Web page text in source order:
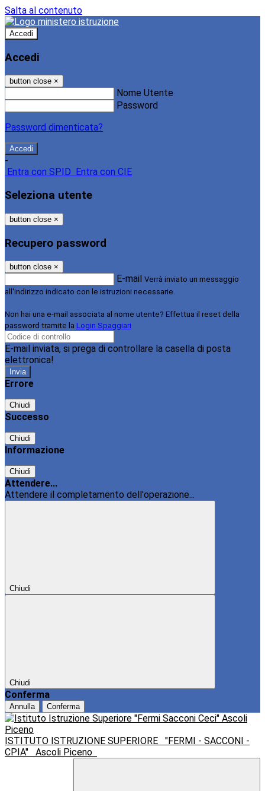
Salta al contenuto
Accedi
Accedi
button close ×
Nome Utente
Password
Password dimenticata?
-
Entra con SPID
Entra con CIE
Seleziona utente
button close ×
Recupero password
button close ×
E-mail Verrà inviato un messaggio
all'indirizzo indicato con le istruzioni necessarie.
Non hai una e-mail associata al nome utente? Effettua il reset della
password tramite la Login Spaggiari
E-mail inviata, si prega di controllare la casella di posta
elettronica!
Errore
Chiudi
Successo
Chiudi
Informazione
Chiudi
Attendere...
Attendere il completamento dell'operazione...
Chiudi
Chiudi
Conferma
Annulla Conferma
ISTITUTO ISTRUZIONE SUPERIORE
"FERMI - SACCONI -
CPIA"
Ascoli Piceno